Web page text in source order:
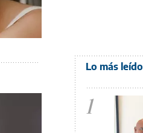
Lo más leído
1